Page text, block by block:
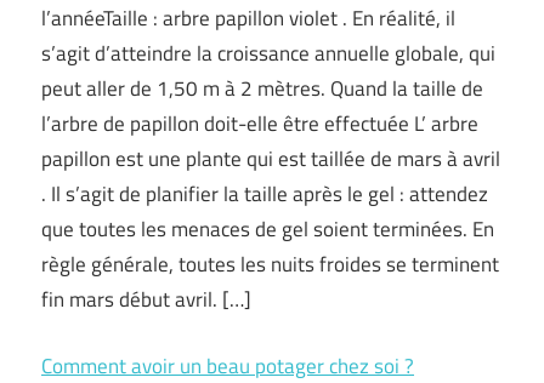
l’annéeTaille : arbre papillon violet . En réalité, il
s’agit d’atteindre la croissance annuelle globale, qui
peut aller de 1,50 m à 2 mètres. Quand la taille de
l’arbre de papillon doit-elle être effectuée L’ arbre
papillon est une plante qui est taillée de mars à avril
. Il s’agit de planifier la taille après le gel : attendez
que toutes les menaces de gel soient terminées. En
règle générale, toutes les nuits froides se terminent
fin mars début avril. […]
Comment avoir un beau potager chez soi ?